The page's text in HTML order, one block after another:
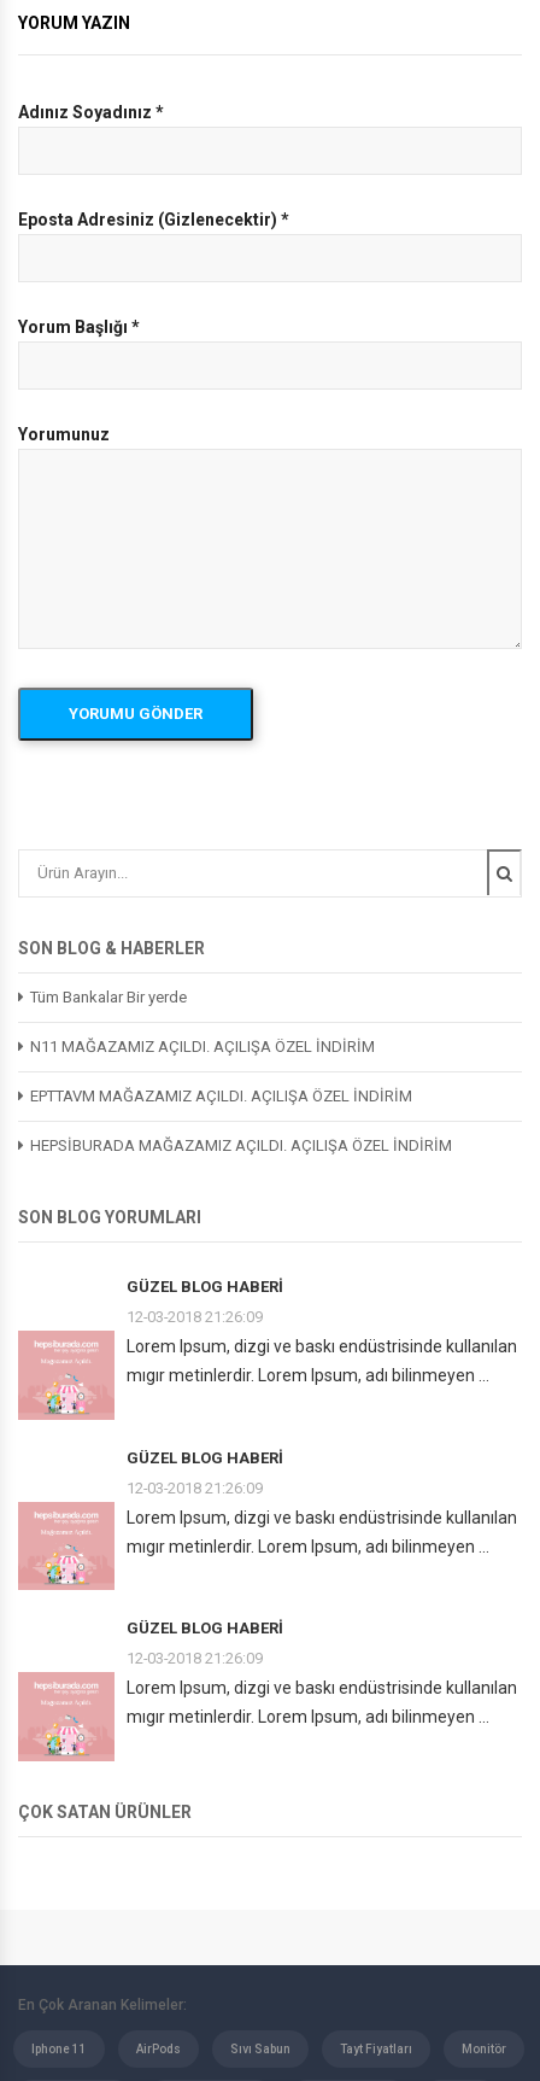
YORUM YAZIN
Adınız Soyadınız *
Eposta Adresiniz (Gizlenecektir) *
Yorum Başlığı *
Yorumunuz
SON BLOG & HABERLER
Tüm Bankalar Bir yerde
N11 MAĞAZAMIZ AÇILDI. AÇILIŞA ÖZEL İNDİRİM
EPTTAVM MAĞAZAMIZ AÇILDI. AÇILIŞA ÖZEL İNDİRİM
HEPSİBURADA MAĞAZAMIZ AÇILDI. AÇILIŞA ÖZEL İNDİRİM
SON BLOG YORUMLARI
GÜZEL BLOG HABERI
12-03-2018 21:26:09
Lorem Ipsum, dizgi ve baskı endüstrisinde kullanılan
mıgır metinlerdir. Lorem Ipsum, adı bilinmeyen ...
GÜZEL BLOG HABERI
12-03-2018 21:26:09
Lorem Ipsum, dizgi ve baskı endüstrisinde kullanılan
mıgır metinlerdir. Lorem Ipsum, adı bilinmeyen ...
GÜZEL BLOG HABERI
12-03-2018 21:26:09
Lorem Ipsum, dizgi ve baskı endüstrisinde kullanılan
mıgır metinlerdir. Lorem Ipsum, adı bilinmeyen ...
ÇOK SATAN ÜRÜNLER
En Çok Aranan Kelimeler:
Iphone 11 AirPods Sıvı Sabun Tayt Fiyatları Monitör